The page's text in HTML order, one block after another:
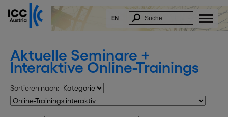
EN
Aktuelle Seminare +
Interaktive Online-Trainings
Sortieren nach: